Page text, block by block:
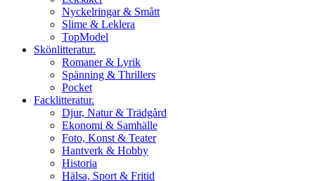
Nyckelringar & Smått
Slime & Leklera
TopModel
Skönlitteratur.
Romaner & Lyrik
Spänning & Thrillers
Pocket
Facklitteratur.
Djur, Natur & Trädgård
Ekonomi & Samhälle
Foto, Konst & Teater
Hantverk & Hobby
Historia
Hälsa, Sport & Fritid